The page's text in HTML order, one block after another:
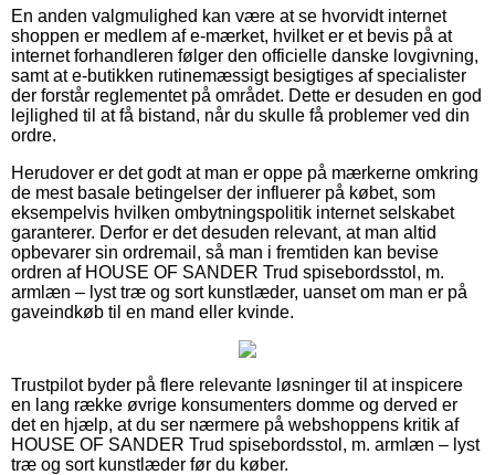
En anden valgmulighed kan være at se hvorvidt internet
shoppen er medlem af e-mærket, hvilket er et bevis på at
internet forhandleren følger den officielle danske lovgivning,
samt at e-butikken rutinemæssigt besigtiges af specialister
der forstår reglementet på området. Dette er desuden en god
lejlighed til at få bistand, når du skulle få problemer ved din
ordre.
Herudover er det godt at man er oppe på mærkerne omkring
de mest basale betingelser der influerer på købet, som
eksempelvis hvilken ombytningspolitik internet selskabet
garanterer. Derfor er det desuden relevant, at man altid
opbevarer sin ordremail, så man i fremtiden kan bevise
ordren af HOUSE OF SANDER Trud spisebordsstol, m.
armlæn – lyst træ og sort kunstlæder, uanset om man er på
gaveindkøb til en mand eller kvinde.
Trustpilot byder på flere relevante løsninger til at inspicere
en lang række øvrige konsumenters domme og derved er
det en hjælp, at du ser nærmere på webshoppens kritik af
HOUSE OF SANDER Trud spisebordsstol, m. armlæn – lyst
træ og sort kunstlæder før du køber.